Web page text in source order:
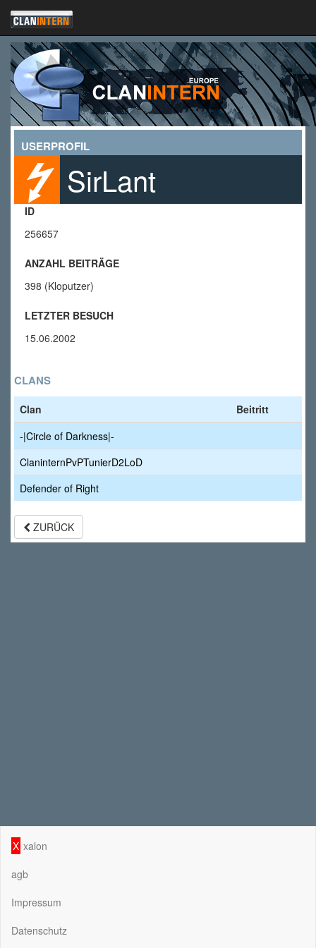
USERPROFIL
SirLant
ID
256657
ANZAHL BEITRÄGE
398 (Kloputzer)
LETZTER BESUCH
15.06.2002
CLANS
Clan
Beitritt
-|Circle of Darkness|-
ClaninternPvPTunierD2LoD
Defender of Right
ZURÜCK
X xalon
agb
Impressum
Datenschutz